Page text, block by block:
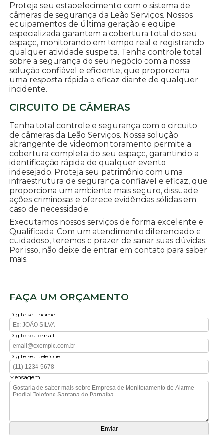
Proteja seu estabelecimento com o sistema de
câmeras de segurança da Leão Serviços. Nossos
equipamentos de última geração e equipe
especializada garantem a cobertura total do seu
espaço, monitorando em tempo real e registrando
qualquer atividade suspeita. Tenha controle total
sobre a segurança do seu negócio com a nossa
solução confiável e eficiente, que proporciona
uma resposta rápida e eficaz diante de qualquer
incidente.
CIRCUITO DE CÂMERAS
Tenha total controle e segurança com o circuito
de câmeras da Leão Serviços. Nossa solução
abrangente de videomonitoramento permite a
cobertura completa do seu espaço, garantindo a
identificação rápida de qualquer evento
indesejado. Proteja seu patrimônio com uma
infraestrutura de segurança confiável e eficaz, que
proporciona um ambiente mais seguro, dissuade
ações criminosas e oferece evidências sólidas em
caso de necessidade.
Executamos nossos serviços de forma excelente e
Qualificada. Com um atendimento diferenciado e
cuidadoso, teremos o prazer de sanar suas dúvidas.
Por isso, não deixe de entrar em contato para saber
mais.
FAÇA UM ORÇAMENTO
Digite seu nome
Digite seu email
Digite seu telefone
Mensagem